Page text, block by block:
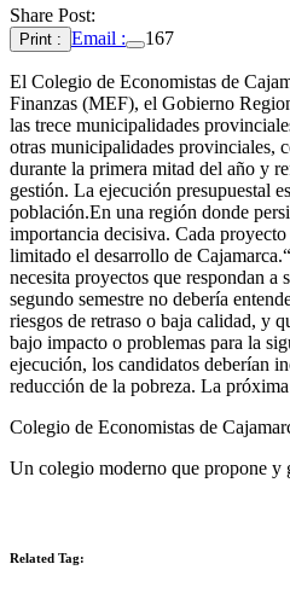
Share Post:
Print : Email : 167
El Colegio de Economistas de
Finanzas (MEF), el Gobierno
las trece municipalidades
otras municipalidades provinciales,
durante la primera mitad del año y
gestión. La ejecución presupuestal
población.En una región donde
importancia decisiva. Cada
limitado el desarrollo de
necesita proyectos que respondan
segundo semestre no debería
riesgos de retraso o baja calidad, y
bajo impacto o problemas para la
ejecución, los candidatos deberían
reducción de la pobreza. La
Colegio de Economistas de
Un colegio moderno que propone y
Related Tag: